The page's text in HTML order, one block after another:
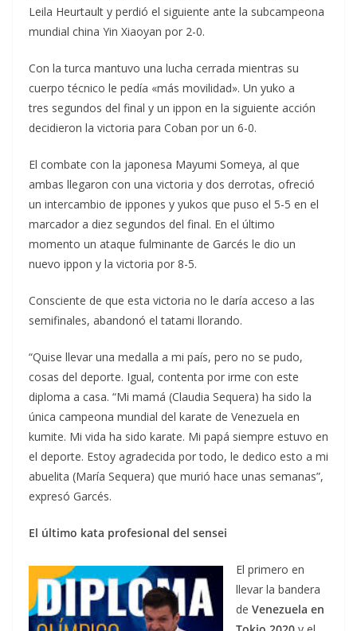
Leila Heurtault y perdió el siguiente ante la subcampeona
mundial china Yin Xiaoyan por 2-0.
Con la turca mantuvo una lucha cerrada mientras su
cuerpo técnico le pedía «más movilidad». Un yuko a
tres segundos del final y un ippon en la siguiente acción
decidieron la victoria para Coban por un 6-0.
El combate con la japonesa Mayumi Someya, al que
ambas llegaron con una victoria y dos derrotas, ofreció
un intercambio de ippones y yukos que puso el 5-5 en el
marcador a diez segundos del final. En el último
momento un ataque fulminante de Garcés le dio un
nuevo ippon y la victoria por 8-5.
Consciente de que esta victoria no le daría acceso a las
semifinales, abandonó el tatami llorando.
“Quise llevar una medalla a mi país, pero no se pudo,
cosas del deporte. Igual, contenta por irme con este
diploma a casa. “Mi mamá (Claudia Sequera) ha sido la
única campeona mundial del karate de Venezuela en
kumite. Mi vida ha sido karate. Mi papá siempre estuvo en
el deporte. Estoy agradecida por todo, le dedico esto a mi
abuelita (María Sequera) que murió hace unas semanas”,
expresó Garcés.
El último kata profesional del sensei
El primero en
llevar la bandera
de Venezuela en